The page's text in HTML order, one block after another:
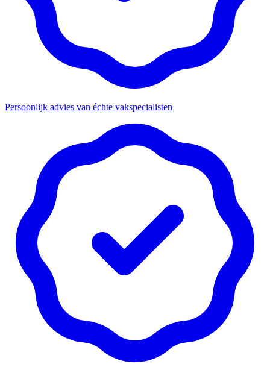
Persoonlijk advies van échte vakspecialisten